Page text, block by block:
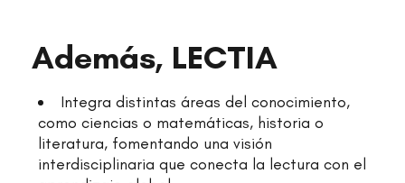
Además, LECTIA
Integra distintas áreas del conocimiento,
como ciencias o matemáticas, historia o
literatura, fomentando una visión
interdisciplinaria que conecta la lectura con el